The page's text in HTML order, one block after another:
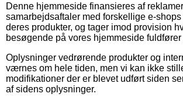
Denne hjemmeside finansieres af
samarbejdsaftaler med forskellige e-
deres produkter, og tager imod provision
besøgende på vores hjemmeside fuldfører
Oplysninger vedrørende produkter og
værnes om hele tiden, men vi kan ikke
modifikationer der er blevet udført siden
af sidens oplysninger.